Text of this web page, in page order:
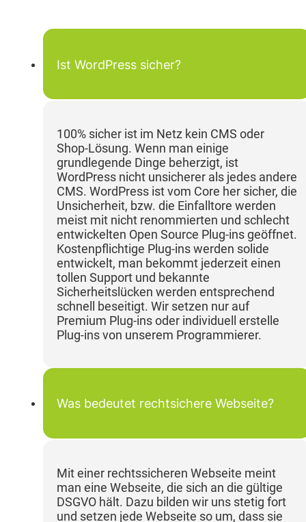
Ist WordPress sicher?
100% sicher ist im Netz kein CMS oder
Shop-Lösung. Wenn man einige
grundlegende Dinge beherzigt, ist
WordPress nicht unsicherer als jedes andere
CMS. WordPress ist vom Core her sicher, die
Unsicherheit, bzw. die Einfalltore werden
meist mit nicht renommierten und schlecht
entwickelten Open Source Plug-ins geöffnet.
Kostenpflichtige Plug-ins werden solide
entwickelt, man bekommt jederzeit einen
tollen Support und bekannte
Sicherheitslücken werden entsprechend
schnell beseitigt. Wir setzen nur auf
Premium Plug-ins oder individuell erstelle
Plug-ins von unserem Programmierer.
Was bedeutet rechtsichere Webseite?
Mit einer rechtssicheren Webseite meint
man eine Webseite, die sich an die gültige
DSGVO hält. Dazu bilden wir uns stetig fort
und setzen jede Webseite so um, dass sie